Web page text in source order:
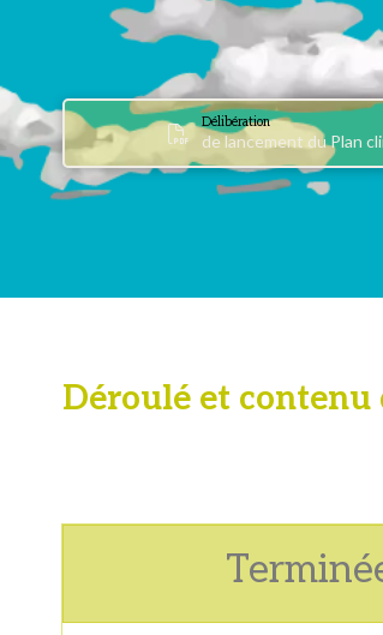
Délibération
de lancement du Plan
Déroulé et